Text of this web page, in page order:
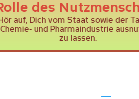
Nutzmenschen!
Staat sowie der Tabak-,
Pharmaindustrie ausnutzen